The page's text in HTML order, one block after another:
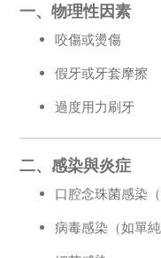
一、物理性因素
咬傷或燙傷
假牙或牙套摩擦
過度用力刷牙
二、感染與炎症
口腔念珠菌感染（
病毒感染（如單純